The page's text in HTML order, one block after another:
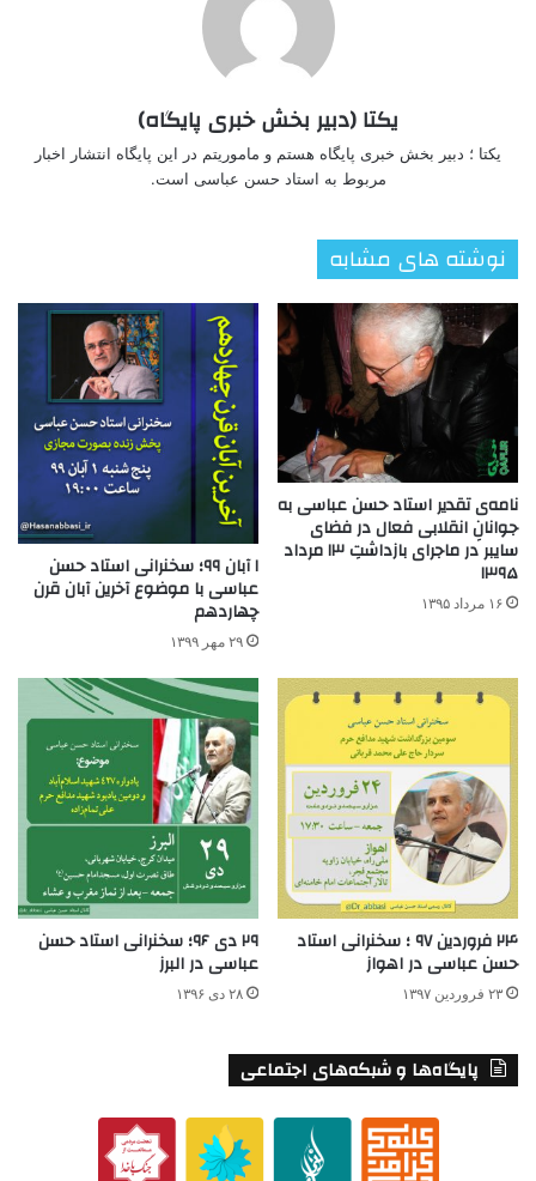
یکتا (دبیر بخش خبری پایگاه)
یکتا ؛ دبیر بخش خبری پایگاه هستم و ماموریتم در این پایگاه انتشار اخبار
مربوط به استاد حسن عباسی است.
نوشته های مشابه
نامه‌ی تقدیر استاد حسن عباسی به
جوانانِ انقلابی فعال در فضای
سایبر در ماجرای بازداشتِ ۱۳ مرداد
۱۳۹۵
۱۶ مرداد ۱۳۹۵
۱ آبان ۹۹؛ سخنرانی استاد حسن
عباسی با موضوع آخرین آبان قرن
چهاردهم
۲۹ مهر ۱۳۹۹
۲۴ فروردین ۹۷ ؛ سخنرانی استاد
حسن عباسی در اهواز
۲۳ فروردین ۱۳۹۷
۲۹ دی ۹۶؛ سخنرانی استاد حسن
عباسی در البرز
۲۸ دی ۱۳۹۶
پایگاه‌ها و شبکه‌های اجتماعی